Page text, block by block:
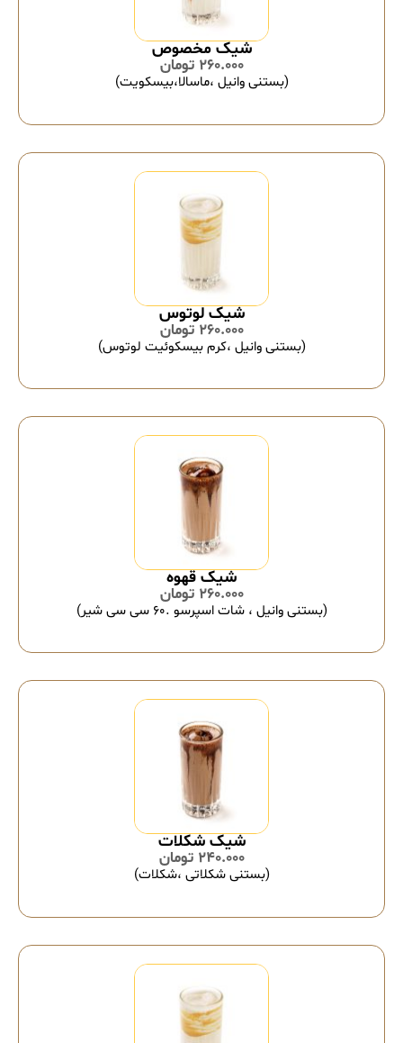
شیک مخصوص
260.000 تومان
(بستنی وانیل ،ماسالا،بیسکویت)
شیک لوتوس
260.000 تومان
(بستنی وانیل ،کرم بیسکوئیت لوتوس)
شیک قهوه
260.000 تومان
(بستنی وانیل ، شات اسپرسو .۶۰ سی سی شیر)
شیک شکلات
240.000 تومان
(بستنی شکلاتی ،شکلات)